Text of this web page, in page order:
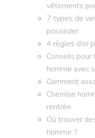
vêtements
7 types de
posséder
4 règles d’or
Conseils pour
homme avec
Comment
Chemise
rentrée
Où trouver
homme ?